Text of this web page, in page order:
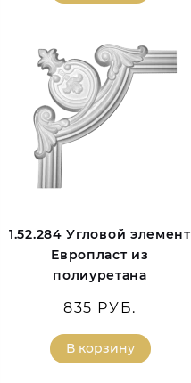
1.52.284 Угловой элемент
Европласт из
полиуретана
835 РУБ.
В корзину